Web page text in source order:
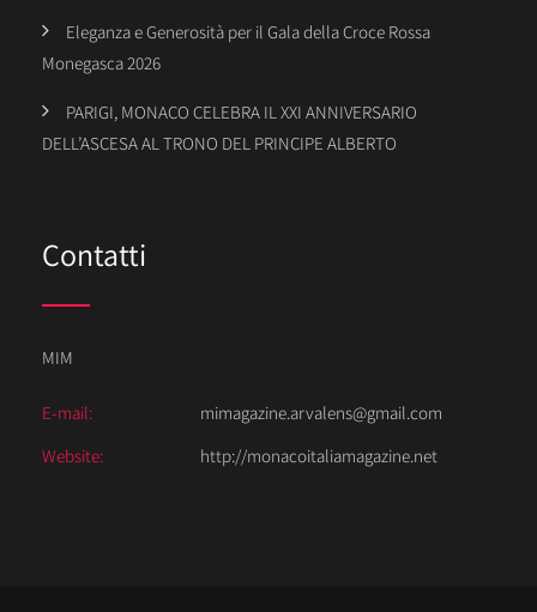
Eleganza e Generosità per il Gala della Croce Rossa
Monegasca 2026
PARIGI, MONACO CELEBRA IL XXI ANNIVERSARIO
DELL’ASCESA AL TRONO DEL PRINCIPE ALBERTO
Contatti
MIM
E-mail:
mimagazine.arvalens@gmail.com
Website:
http://monacoitaliamagazine.net